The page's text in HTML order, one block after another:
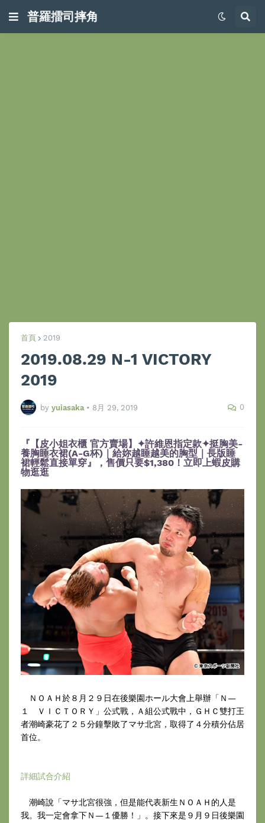
普羅擂司摔角
首頁 2019
2019.08.29 N-1 VICTORY
2019
by yuiasaka • 8月 29, 2019 0
『【皮小姐衣櫃 官方賣場】✦許維恩指定款✦挺胸美-
養胸睡衣裙(A-G杯)｜給妳越睡越美的胸型｜長版睡
裙輕鬆直接單穿』，售價只要$1,380！立即上蝦皮購
物逛逛
ＮＯＡＨ於８月２９日在後樂園ホール大會上舉辦「Ｎ—
１ ＶＩＣＴＯＲＹ」公式戰，Ａ組公式戰中，ＧＨＣ雙打王
者潮崎豪花了２５分鐘擊敗了マサ北宮，取得了４分積分佔居
首位。
詳細試合介紹
潮崎說「マサ北宮很強，但是能代表新生ＮＯＡＨ的人是
我。我一定會拿下Ｎ—１優勝！」。接下來是９月９日後樂園